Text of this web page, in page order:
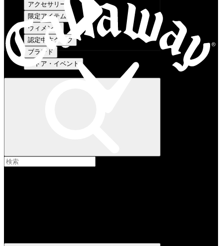
アクセサリー
限定アイテム
ウィメンズ
認定中古クラブ
ブランド
ストア・イベント